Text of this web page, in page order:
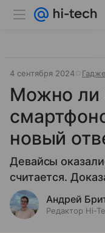
4 сентября 2024
Можно ли
новый
Девайсы
считается.
Андрей
Редактор Hi-